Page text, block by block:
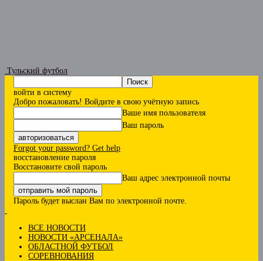
Тульский футбол
войти в систему
Добро пожаловать! Войдите в свою учётную запись
Ваше имя пользователя
Ваш пароль
Forgot your password? Get help
восстановление пароля
Восстановите свой пароль
Ваш адрес электронной почты
Пароль будет выслан Вам по электронной почте.
ВСЕ НОВОСТИ
НОВОСТИ «АРСЕНАЛА»
ОБЛАСТНОЙ ФУТБОЛ
СОРЕВНОВАНИЯ